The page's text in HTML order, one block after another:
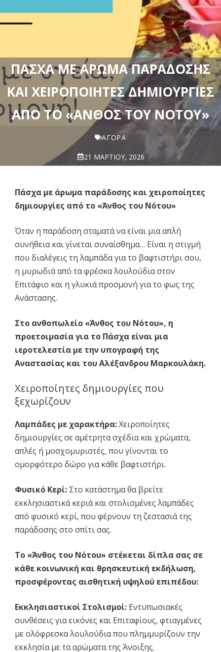
ΠΆΣΧΑ ΜΕ ΆΡΩΜΑ ΠΑΡΆΔΟΣΗΣ
ΚΑΙ ΧΕΙΡΟΠΟΊΗΤΕΣ ΔΗΜΙΟΥΡΓΊΕΣ
ΑΠΌ ΤΟ «ΆΝΘΟΣ ΤΟΥ ΝΌΤΟΥ»
ΑΓΟΡΆ
21 ΜΑΡΤΊΟΥ, 2026
Πάσχα με άρωμα παράδοσης και χειροποίητες
δημιουργίες από το «Άνθος του Νότου»
Όταν η παράδοση σταματά να είναι μια απλή
συνήθεια και γίνεται συναίσθημα… Είναι η στιγμή
που διαλέγεις τη λαμπάδα για το βαφτιστήρι σου,
η μυρωδιά από τα φρέσκα λουλούδια στον
Επιτάφιο και η γλυκιά προσμονή για το φως της
Ανάστασης.
Στο ανθοπωλείο «Άνθος του Νότου», η
προετοιμασία για το Πάσχα είναι μια
ιεροτελεστία με την υπογραφή της
Αναστασίας και του Αλέξανδρου Μαρκουλάκη.
Χειροποίητες δημιουργίες που
ξεχωρίζουν
Λαμπάδες με χαρακτήρα:Χειροποίητες
δημιουργίες σε αμέτρητα σχέδια και χρώματα,
απλές ή μοσχομυριστές, που γίνονται το
ομορφότερο δώρο για κάθε βαφτιστήρι.
Φυσικό Κερί: Στο κατάστημα θα βρείτε
εκκλησιαστικά κεριά και στολισμένες λαμπάδες
από φυσικό κερί, που φέρνουν τη ζεστασιά της
παράδοσης στο σπίτι σας.
Το «Άνθος του Νότου» στέκεται δίπλα σας σε
κάθε κοινωνική και θρησκευτική εκδήλωση,
προσφέροντας αισθητική υψηλού επιπέδου:
Εκκλησιαστικοί Στολισμοί: Εντυπωσιακές
συνθέσεις για εικόνες και Επιταφίους, φτιαγμένες
με ολόφρεσκα λουλούδια που πλημμυρίζουν την
εκκλησία με τα αρώματα της Άνοιξης.